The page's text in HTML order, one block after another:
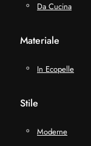
Da Cucina
Materiale
In Ecopelle
Stile
Moderne